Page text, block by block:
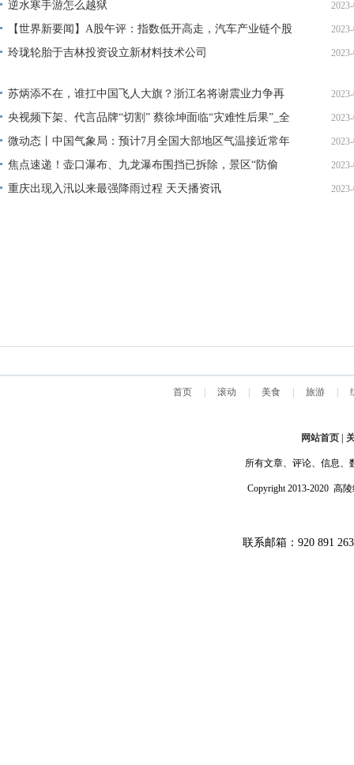
逆水寒手游怎么越狱
【世界新要闻】A股午评：指数低开高走，汽车产业链个股
集体大涨
玲珑轮胎于吉林投资设立新材料技术公司
苏炳添不在，谁扛中国飞人大旗？浙江名将谢震业力争再
破10秒-热推荐
央视频下架、代言品牌“切割” 蔡徐坤面临“灾难性后果”_全
球微动态
微动态丨中国气象局：预计7月全国大部地区气温接近常年
同期到偏高
焦点速递！壶口瀑布、九龙瀑布围挡已拆除，景区“防偷
窥”的经营理念需升级
重庆出现入汛以来最强降雨过程 天天播资讯
首页 滚动 美食 旅游
网站首页 |
所有文章、评论、信息、
Copyright 2013-2020 高
联系邮箱：920 891